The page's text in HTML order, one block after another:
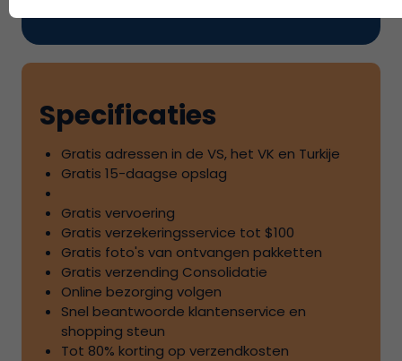
Specificaties
Gratis adressen in de VS, het VK en Turkije
Gratis 15-daagse opslag
Gratis vervoering
Gratis verzekeringsservice tot $100
Gratis foto's van ontvangen pakketten
Gratis verzending Consolidatie
Online bezorging volgen
Snel beantwoorde klantenservice en
shopping steun
Tot 80% korting op verzendkosten